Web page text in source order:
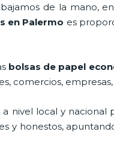
de la mano,
en Palermo es
bolsas de papel
comercios,
nivel local y
y honestos,